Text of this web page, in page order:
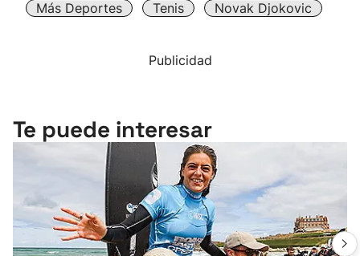
Más Deportes Tenis Novak Djokovic
Publicidad
Te puede interesar